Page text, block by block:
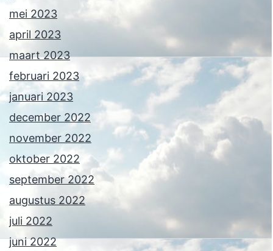
mei 2023
april 2023
maart 2023
februari 2023
januari 2023
december 2022
november 2022
oktober 2022
september 2022
augustus 2022
juli 2022
juni 2022